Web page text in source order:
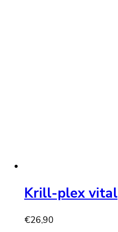
Krill-plex vital
€26,90